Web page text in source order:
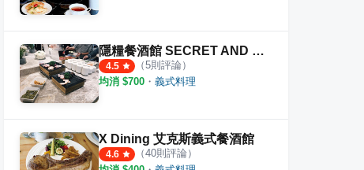
隱糧餐酒館 SECRET AND SENSES
4.5 （5則評論）
均消 $700 ・ 義式料理
X Dining 艾克斯義式餐酒館
4.6 （40則評論）